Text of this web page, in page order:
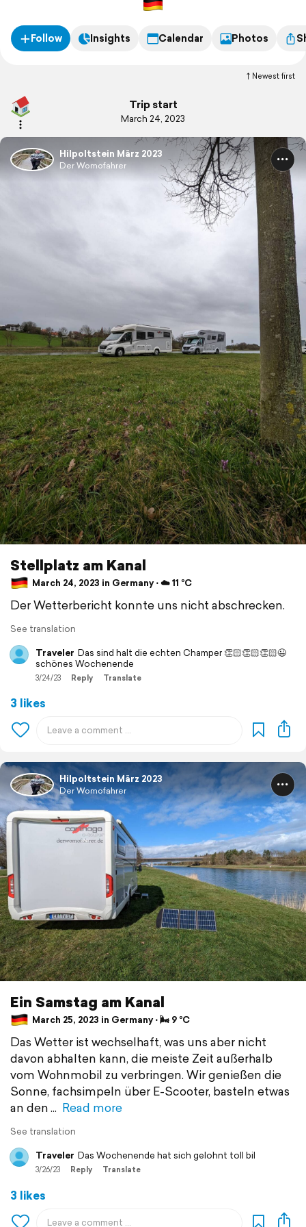
Follow Insights Calendar Photos
Newest first
Trip start
March 24, 2023
Hilpoltstein März 2023
Der Womofahrer
Stellplatz am Kanal
March 24, 2023 in Germany ⋅ ☁️ 11 °C
Der Wetterbericht konnte uns nicht abschrecken.
See translation
Traveler Das sind halt die echten Champer 👏🏻👏🏻👏🏻😉
schönes Wochenende
3/24/23 Reply Translate
3 likes
Hilpoltstein März 2023
Der Womofahrer
Ein Samstag am Kanal
March 25, 2023 in Germany ⋅ 🌬 9 °C
Das Wetter ist wechselhaft, was uns aber nicht
davon abhalten kann, die meiste Zeit außerhalb
vom Wohnmobil zu verbringen. Wir genießen die
Sonne, fachsimpeln über E-Scooter, basteln etwas
an den
Read more
See translation
Traveler Das Wochenende hat sich gelohnt toll bil
3/26/23 Reply Translate
3 likes